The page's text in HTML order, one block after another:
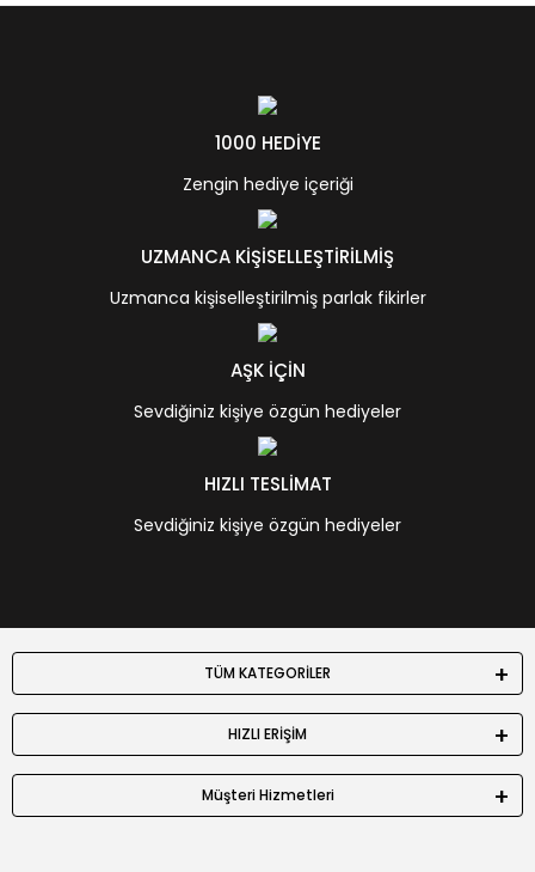
1000 HEDİYE
Zengin hediye içeriği
UZMANCA KİŞİSELLEŞTİRİLMİŞ
Uzmanca kişiselleştirilmiş parlak fikirler
AŞK İÇİN
Sevdiğiniz kişiye özgün hediyeler
HIZLI TESLİMAT
Sevdiğiniz kişiye özgün hediyeler
TÜM KATEGORİLER
HIZLI ERİŞİM
Müşteri Hizmetleri